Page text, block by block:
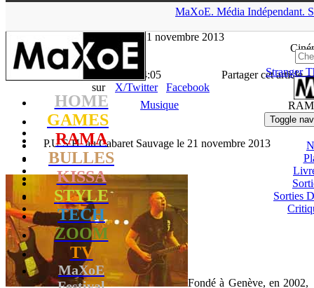
MaXoE. Média Indépendant.
HOME
GAMES
RAMA
BULLES
KISSA
STYLE
TECH
ZOOM
TV
MaXoE
Festival
Ciné
Stranger
Toggle
Sorties
Sauvage le 21 novembre 2013
- 17.10.13, 14:05
Partager cet article
sur
X/Twitter
Facebook
Musique
P.U.S.H. au Cabaret Sauvage le 21 novembre 2013
Fondé à Genève, en 2002,